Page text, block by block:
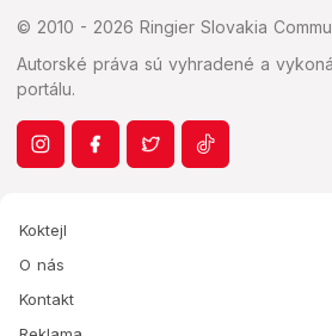
© 2010 - 2026 Ringier Slovakia
Autorské práva sú vyhradené a
portálu.
Koktejl
O nás
Kontakt